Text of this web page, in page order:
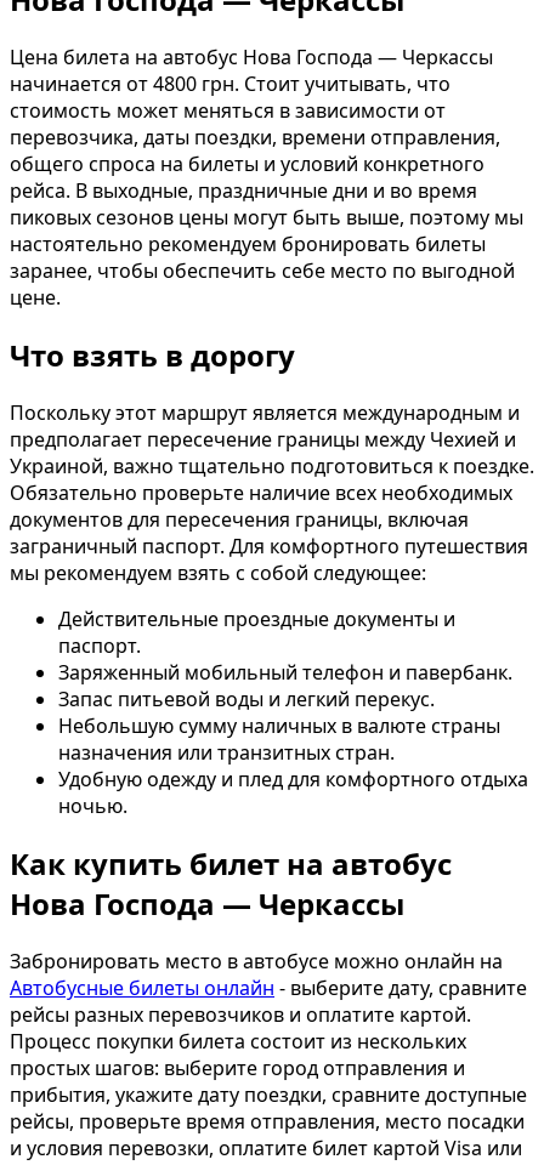
Цена билета на автобус Нова Господа — Черкассы
начинается от 4800 грн. Стоит учитывать, что
стоимость может меняться в зависимости от
перевозчика, даты поездки, времени отправления,
общего спроса на билеты и условий конкретного
рейса. В выходные, праздничные дни и во время
пиковых сезонов цены могут быть выше, поэтому мы
настоятельно рекомендуем бронировать билеты
заранее, чтобы обеспечить себе место по выгодной
цене.
Что взять в дорогу
Поскольку этот маршрут является международным и
предполагает пересечение границы между Чехией и
Украиной, важно тщательно подготовиться к поездке.
Обязательно проверьте наличие всех необходимых
документов для пересечения границы, включая
заграничный паспорт. Для комфортного путешествия
мы рекомендуем взять с собой следующее:
Действительные проездные документы и
паспорт.
Заряженный мобильный телефон и павербанк.
Запас питьевой воды и легкий перекус.
Небольшую сумму наличных в валюте страны
назначения или транзитных стран.
Удобную одежду и плед для комфортного отдыха
ночью.
Как купить билет на автобус
Нова Господа — Черкассы
Забронировать место в автобусе можно онлайн на
Автобусные билеты онлайн - выберите дату, сравните
рейсы разных перевозчиков и оплатите картой.
Процесс покупки билета состоит из нескольких
простых шагов: выберите город отправления и
прибытия, укажите дату поездки, сравните доступные
рейсы, проверьте время отправления, место посадки
и условия перевозки, оплатите билет картой Visa или